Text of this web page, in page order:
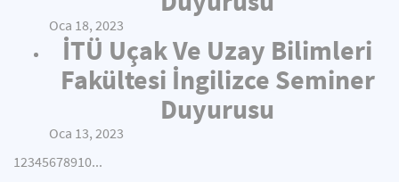
Oca 18, 2023
İTÜ Uçak Ve Uzay Bilimleri
Fakültesi İngilizce Seminer
Duyurusu
Oca 13, 2023
12345678910...